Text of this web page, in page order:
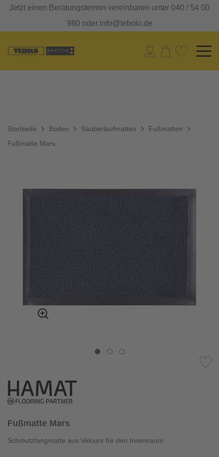
Jetzt einen Beratungstermin vereinbaren unter 040 / 54 00
980 oder info@tebolo.de
Startseite Boden Sauberlaufmatten
Fußmatten
Fußmatte Mars
Fußmatte Mars
Schmutzfangmatte aus Velours für den Innenraum